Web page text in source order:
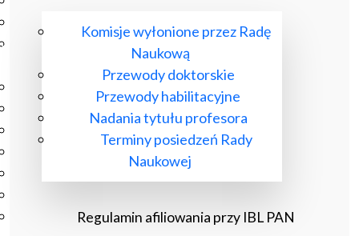
Repozytorium RCIN
Studia podyplomowe
Szkoła Doktorska Anthropos
Olimpiada Literatury i Języka Polskiego dla Szkół
Komisje wyłonione przez Radę
Naukową
Przewody doktorskie
Przewody habilitacyjne
Nadania tytułu profesora
Terminy posiedzeń Rady
Naukowej
Regulamin afiliowania przy IBL PAN